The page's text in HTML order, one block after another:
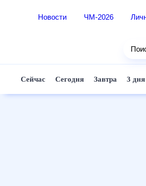
Новости ЧМ-2026
Сейчас Сегодня Завтра 3